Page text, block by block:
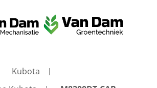
Kubota